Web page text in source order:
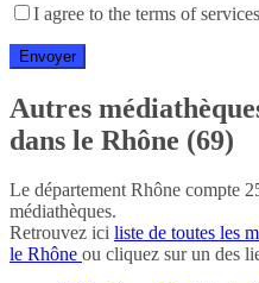
I agree to the terms of
Autres
dans le Rhône (69)
Le département Rhône compte
médiathèques.
Retrouvez ici liste de toutes les
le Rhône ou cliquez sur un des